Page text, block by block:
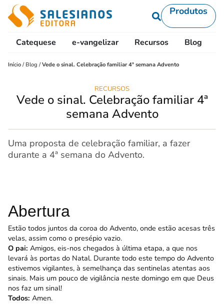
Produtos
Catequese e-vangelizar Recursos Blog
Início / Blog /Vede o sinal. Celebração familiar 4ª semana Advento
RECURSOS
Vede o sinal. Celebração familiar 4ª
semana Advento
Uma proposta de celebração familiar, a fazer
durante a 4ª semana do Advento.
Abertura
Estão todos juntos da coroa do Advento, onde estão acesas três
velas, assim como o presépio vazio.
O pai: Amigos, eis-nos chegados à última etapa, a que nos
levará às portas do Natal. Durante todo este tempo do Advento
estivemos vigilantes, à semelhança das sentinelas atentas aos
sinais. Mais um pouco de vigilância neste domingo em que Deus
nos faz um sinal!
Todos: Amen.